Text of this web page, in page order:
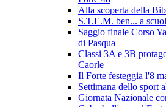
Alla scoperta della
S.T.E.M. ben... a
Saggio finale Corso
di Pasqua
Classi 3A e 3B
Caorle
Il Forte festeggia l'8
Settimana dello sport
Giornata Nazionale